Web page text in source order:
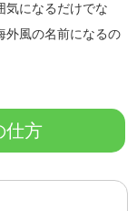
気になるだけでな
外風の名前になるの
仕方